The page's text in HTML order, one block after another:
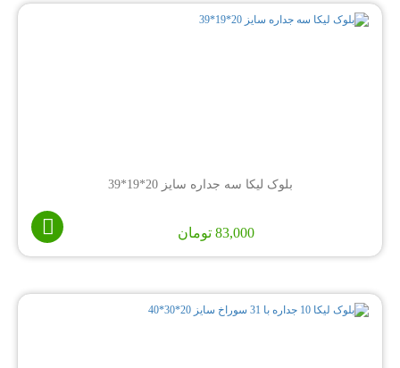
بلوک لیکا سه جداره سایز 20*19*39
83,000 تومان